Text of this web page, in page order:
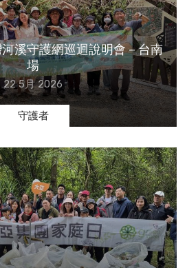
溪守護網巡迴說明會－台南
場
22 5月 2026
守護者